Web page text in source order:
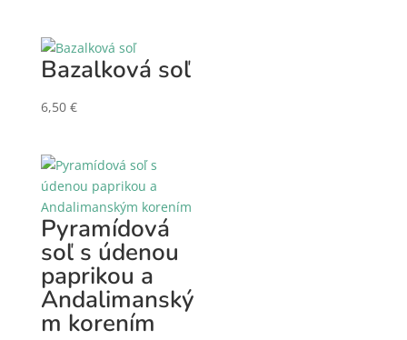
Bazalková soľ
6,50 €
Pyramídová
soľ s údenou
paprikou a
Andalimanský
m korením